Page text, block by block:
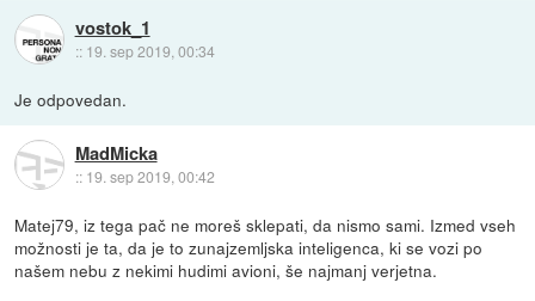
vostok_1
:: 19. sep 2019, 00:34
Je odpovedan.
MadMicka
:: 19. sep 2019, 00:42
Matej79, iz tega pač ne moreš sklepati, da nismo sami. Izmed vseh
možnosti je ta, da je to zunajzemljska inteligenca, ki se vozi po
našem nebu z nekimi hudimi avioni, še najmanj verjetna.